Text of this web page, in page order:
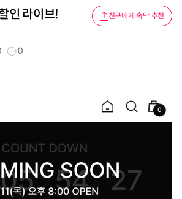
인 라이브! 친구에게 속닥 추천
0